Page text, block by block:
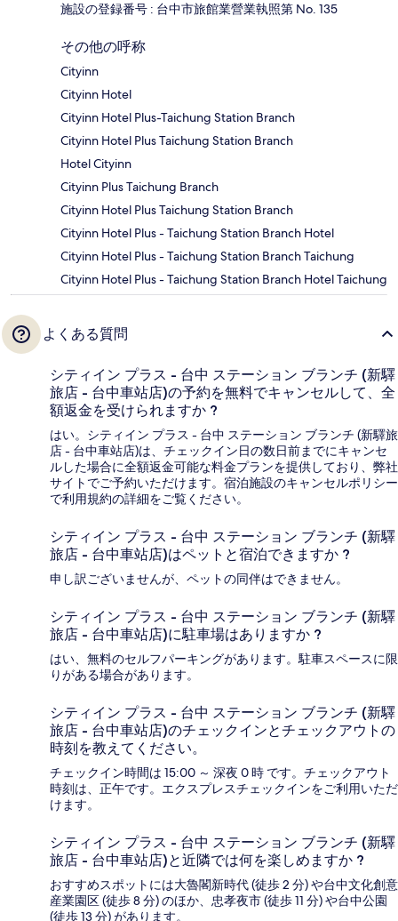
施設の登録番号 : 台中市旅館業營業執照第 No. 135
その他の呼称
Cityinn
Cityinn Hotel
Cityinn Hotel Plus-Taichung Station Branch
Cityinn Hotel Plus Taichung Station Branch
Hotel Cityinn
Cityinn Plus Taichung Branch
Cityinn Hotel Plus Taichung Station Branch
Cityinn Hotel Plus - Taichung Station Branch Hotel
Cityinn Hotel Plus - Taichung Station Branch Taichung
Cityinn Hotel Plus - Taichung Station Branch Hotel Taichung
よくある質問
シティイン プラス - 台中 ステーション ブランチ (新驛
旅店 - 台中車站店)の予約を無料でキャンセルして、全
額返金を受けられますか ?
はい。シティイン プラス - 台中 ステーション ブランチ (新驛旅
店 - 台中車站店)は、チェックイン日の数日前までにキャンセ
ルした場合に全額返金可能な料金プランを提供しており、弊社
サイトでご予約いただけます。宿泊施設のキャンセルポリシー
で利用規約の詳細をご覧ください。
シティイン プラス - 台中 ステーション ブランチ (新驛
旅店 - 台中車站店)はペットと宿泊できますか ?
申し訳ございませんが、ペットの同伴はできません。
シティイン プラス - 台中 ステーション ブランチ (新驛
旅店 - 台中車站店)に駐車場はありますか ?
はい、無料のセルフパーキングがあります。駐車スペースに限
りがある場合があります。
シティイン プラス - 台中 ステーション ブランチ (新驛
旅店 - 台中車站店)のチェックインとチェックアウトの
時刻を教えてください。
チェックイン時間は 15:00 ～ 深夜 0 時 です。チェックアウト
時刻は、正午です。エクスプレスチェックインをご利用いただ
けます。
シティイン プラス - 台中 ステーション ブランチ (新驛
旅店 - 台中車站店)と近隣では何を楽しめますか ?
おすすめスポットには大魯閣新時代 (徒歩 2 分) や台中文化創意
産業園区 (徒歩 8 分) のほか、忠孝夜市 (徒歩 11 分) や台中公園
(徒歩 13 分) があります。